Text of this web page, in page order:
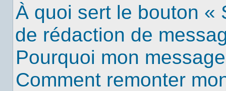
À quoi sert le bouton «
de rédaction de
Pourquoi mon
Comment remonter